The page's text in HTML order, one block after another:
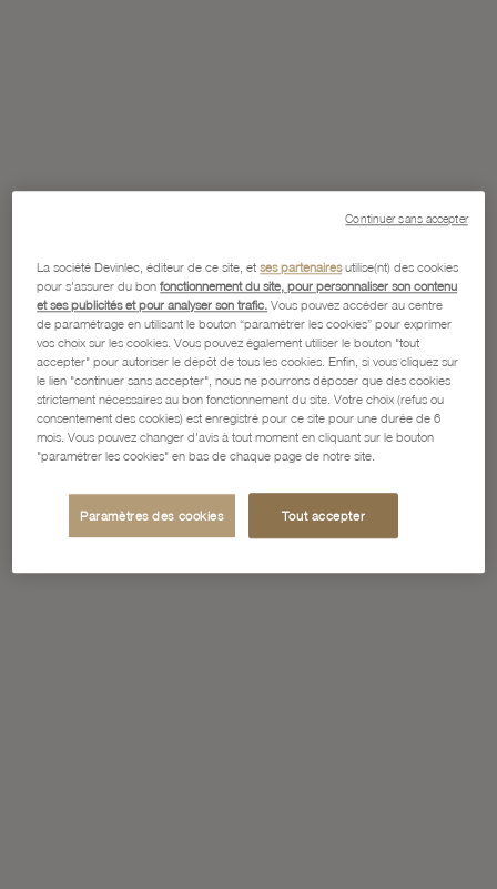
La société Devinlec, éditeur de ce site, etses partenairesutilise(nt) des cookies
pour s'assurer du bonfonctionnement du site, pour personnaliser son contenu
et ses publicités et pour analyser son trafic. Vous pouvez accéder au centre
de paramétrage en utilisant le bouton “paramétrer les cookies” pour exprimer
vos choix sur les cookies. Vous pouvez également utiliser le bouton "tout
accepter" pour autoriser le dépôt de tous les cookies. Enfin, si vous cliquez sur
le lien "continuer sans accepter", nous ne pourrons déposer que des cookies
strictement nécessaires au bon fonctionnement du site. Votre choix (refus ou
consentement des cookies) est enregistré pour ce site pour une durée de 6
mois. Vous pouvez changer d'avis à tout moment en cliquant sur le bouton
"paramétrer les cookies" en bas de chaque page de notre site.
Paramètres des cookies Tout accepter
Continuer sans accepter